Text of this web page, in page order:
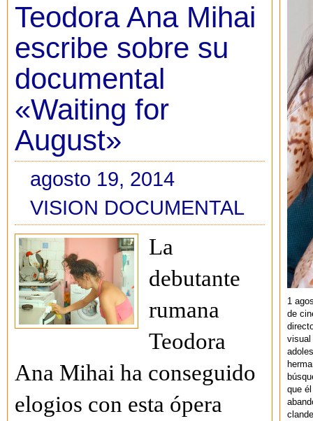
Teodora Ana Mihai
escribe sobre su
documental
«Waiting for
August»
agosto 19, 2014
VISION DOCUMENTAL
La
debutante
rumana
Teodora
Ana Mihai ha conseguido
elogios con esta ópera
1
de
visual
que